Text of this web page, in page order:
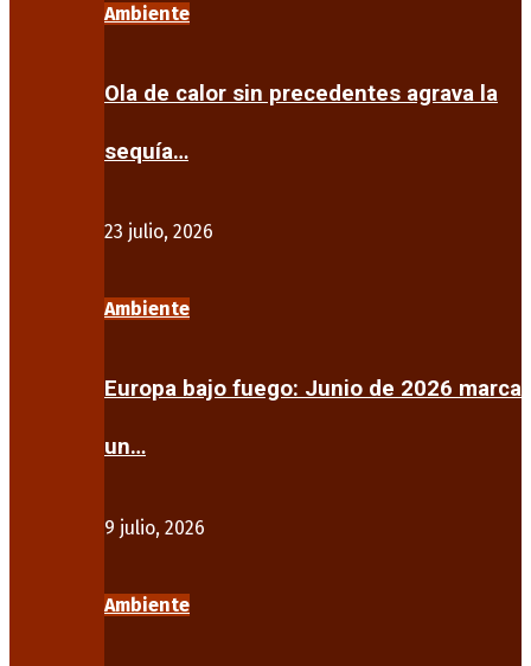
Ambiente
Ola de calor sin precedentes agrava la
sequía…
23 julio, 2026
Ambiente
Europa bajo fuego: Junio de 2026 marca
un…
9 julio, 2026
Ambiente